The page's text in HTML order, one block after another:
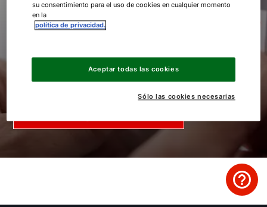
encontrarás listas de precios, software, imágenes,
logotipos, certificados y mucho más. Porque nuestro
¿Cómo podemos ayudarte?
Servicio al cliente
Important Links
su consentimiento para el uso de cookies en cualquier momento
en la
política de privacidad.
Sólo las cookies necesarias
Aceptar todas las cookies